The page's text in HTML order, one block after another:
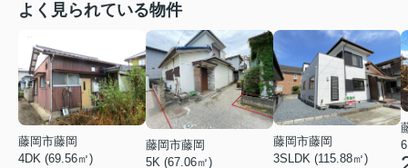
よく見られている物件
藤岡市藤岡
4DK (69.56㎡)
藤岡市藤岡
5K (67.06㎡)
藤岡市藤岡
3SLDK (115.88㎡)